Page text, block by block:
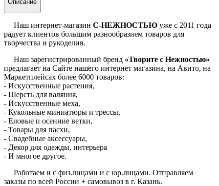
Описание
Наш интернет-магазин С-НЕЖНОСТЬЮ уже с 2011 года
радует клиентов большим разнообразием товаров для
творчества и рукоделия.
Наш зарегистрированный бренд «Творите с Нежностью»
предлагает на Сайте нашего интернет магазина, на Авито, на
Маркетплейсах более 6000 товаров:
- Искусственные растения,
- Шерсть для валяния,
- Искусственные меха,
- Кукольные миниатюры и трессы,
- Еловые и осенние ветки,
- Товары для пасхи,
- Свадебные аксессуары,
- Декор для одежды, интерьера
- И многое другое.
Работаем и с физ.лицами и с юр.лицами. Отправляем
заказы по всей России + самовывоз в г. Казань.